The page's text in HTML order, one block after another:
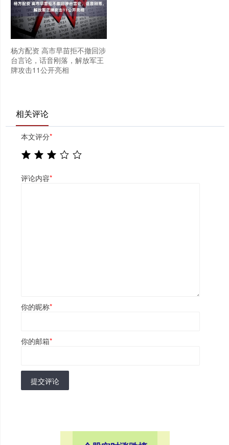
杨方配资 高市早苗拒不撤回涉
台言论，话音刚落，解放军王
牌攻击11公开亮相
相关评论
本文评分*
评论内容*
你的昵称*
你的邮箱*
提交评论